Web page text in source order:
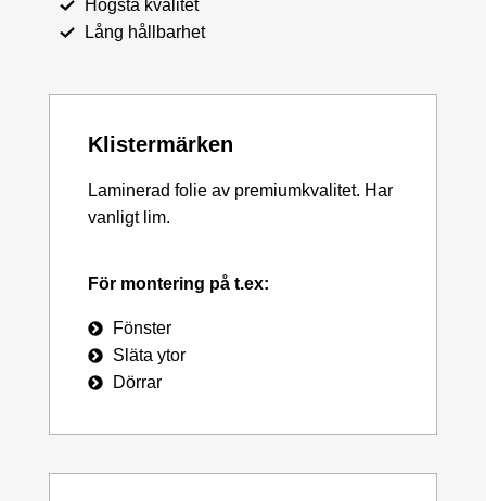
Högsta kvalitet
Lång hållbarhet
Klistermärken
Laminerad folie av premiumkvalitet. Har
vanligt lim.
För montering på t.ex:
Fönster
Släta ytor
Dörrar